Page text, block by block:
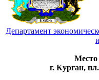
Департамент
Место
г. Курган,